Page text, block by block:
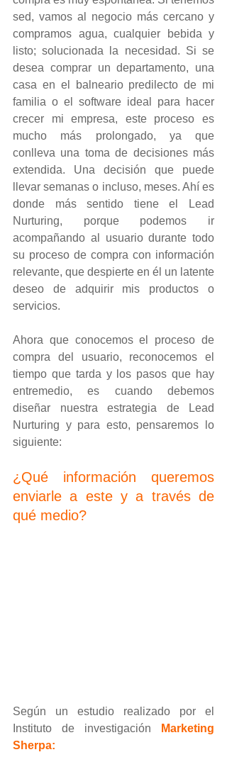
sed, vamos al negocio más cercano y
compramos agua, cualquier bebida y
listo; solucionada la necesidad. Si se
desea comprar un departamento, una
casa en el balneario predilecto de mi
familia o el software ideal para hacer
crecer mi empresa, este proceso es
mucho más prolongado, ya que
conlleva una toma de decisiones más
extendida. Una decisión que puede
llevar semanas o incluso, meses. Ahí es
donde más sentido tiene el Lead
Nurturing, porque podemos ir
acompañando al usuario durante todo
su proceso de compra con información
relevante, que despierte en él un latente
deseo de adquirir mis productos o
servicios.
Ahora que conocemos el proceso de
compra del usuario, reconocemos el
tiempo que tarda y los pasos que hay
entremedio, es cuando debemos
diseñar nuestra estrategia de Lead
Nurturing y para esto, pensaremos lo
siguiente:
¿Qué información queremos
enviarle a este y a través de
qué medio?
Según un estudio realizado por el
Instituto de investigación
Marketing
Sherpa: